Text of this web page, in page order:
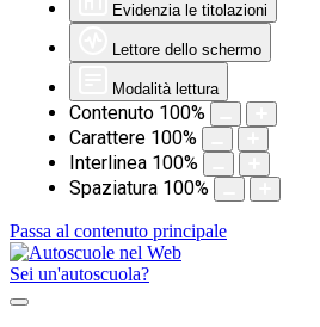
Evidenzia le titolazioni
Lettore dello schermo
Modalità lettura
Contenuto 100%
Carattere 100%
Interlinea 100%
Spaziatura 100%
Passa al contenuto principale
Sei un'autoscuola?